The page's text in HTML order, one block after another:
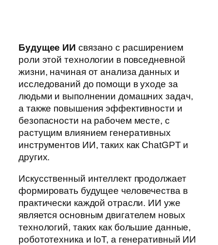
Будущее ИИ связано с расширением
роли этой технологии в повседневной
жизни, начиная от анализа данных и
исследований до помощи в уходе за
людьми и выполнении домашних задач,
а также повышения эффективности и
безопасности на рабочем месте, с
растущим влиянием генеративных
инструментов ИИ, таких как ChatGPT и
других.
Искусственный интеллект продолжает
формировать будущее человечества в
практически каждой отрасли. ИИ уже
является основным двигателем новых
технологий, таких как большие данные,
робототехника и IoT, а генеративный ИИ